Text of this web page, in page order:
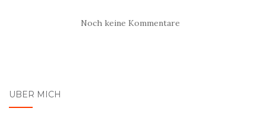
Noch keine Kommentare
ÜBER MICH